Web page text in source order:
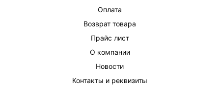
Оплата
Возврат товара
Прайс лист
О компании
Новости
Контакты и реквизиты